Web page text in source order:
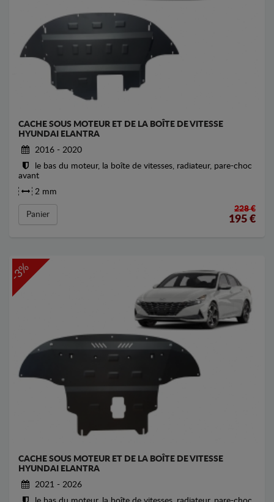
CACHE SOUS MOTEUR ET DE LA BOÎTE DE VITESSE
HYUNDAI ELANTRA
2016 - 2020
le bas du moteur, la boîte de vitesses, radiateur, pare-choc
avant
2 mm
Panier
228 €
195 €
-3%
CACHE SOUS MOTEUR ET DE LA BOÎTE DE VITESSE
HYUNDAI ELANTRA
2021 - 2026